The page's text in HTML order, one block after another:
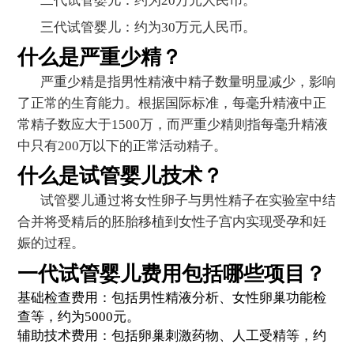
三代试管婴儿：约为30万元人民币。
什么是严重少精？
严重少精是指男性精液中精子数量明显减少，影响
了正常的生育能力。根据国际标准，每毫升精液中正
常精子数应大于1500万，而严重少精则指每毫升精液
中只有200万以下的正常活动精子。
什么是试管婴儿技术？
试管婴儿通过将女性卵子与男性精子在实验室中结
合并将受精后的胚胎移植到女性子宫内实现受孕和妊
娠的过程。
一代试管婴儿费用包括哪些项目？
基础检查费用：包括男性精液分析、女性卵巢功能检
查等，约为5000元。
辅助技术费用：包括卵巢刺激药物、人工受精等，约